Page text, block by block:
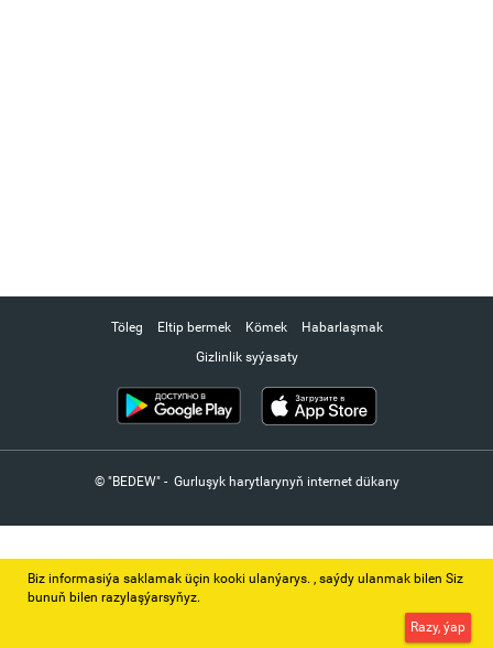
Töleg Eltip bermek Kömek
Habarlaşmak
Gizlinlik syýasaty
© "BEDEW" - Gurluşyk harytlarynyň internet dükany
Biz informasiýa saklamak üçin kooki ulanýarys. ‚ saýdy ulanmak bilen Siz
bunuň bilen razylaşýarsyňyz.
Razy, ýap